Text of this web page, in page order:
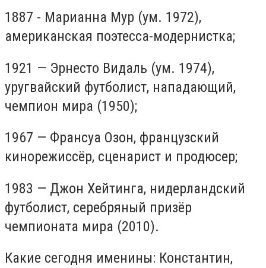
1887 - Марианна Мур (ум. 1972),
американская поэтесса-модернистка;
1921 — Эрнесто Видаль (ум. 1974),
уругвайский футболист, нападающий,
чемпион мира (1950);
1967 — Франсуа Озон, французский
кинорежиссёр, сценарист и продюсер;
1983 — Джон Хейтинга, нидерландский
футболист, серебряный призёр
чемпионата мира (2010).
Какие сегодня именины: Константин,